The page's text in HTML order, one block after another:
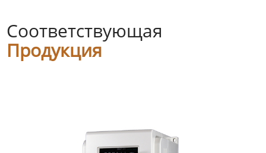
Соответствующая
Продукция